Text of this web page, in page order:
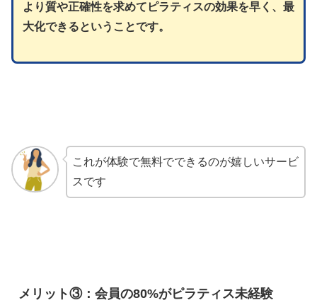
より質や正確性を求めてピラティスの効果を早く、最
大化できるということです。
これが体験で無料でできるのが嬉しいサービ
スです
メリット③：会員の80%がピラティス未経験